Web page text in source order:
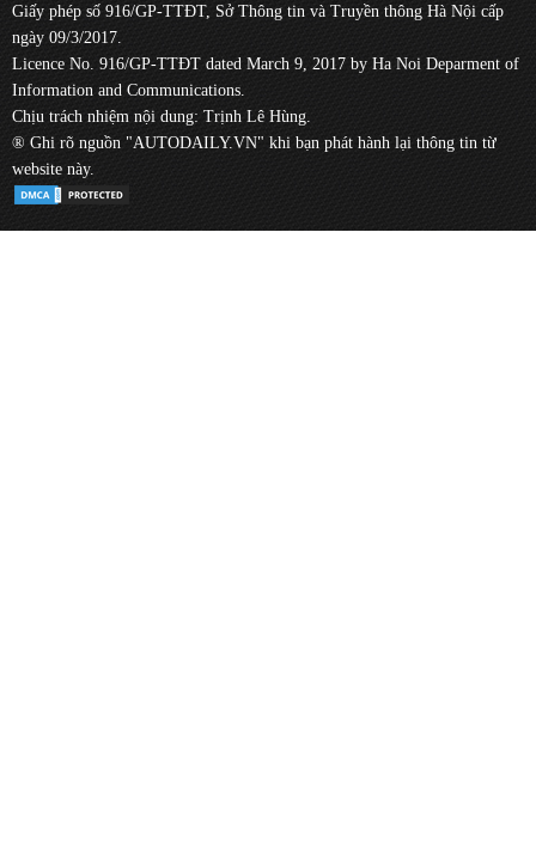
Giấy phép số 916/GP-TTĐT, Sở Thông tin và Truyền thông Hà Nội cấp
ngày 09/3/2017.
Licence No. 916/GP-TTĐT dated March 9, 2017 by Ha Noi Deparment of
Information and Communications.
Chịu trách nhiệm nội dung: Trịnh Lê Hùng.
® Ghi rõ nguồn "AUTODAILY.VN" khi bạn phát hành lại thông tin từ
website này.